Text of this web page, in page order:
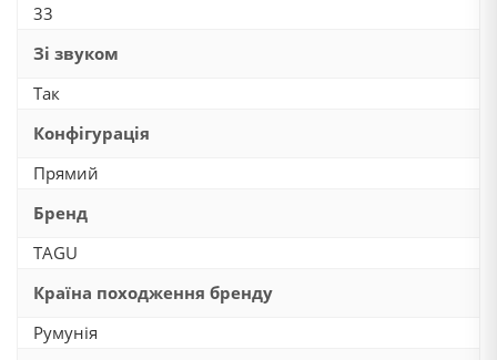
33
Зі звуком
Так
Конфігурація
Прямий
Бренд
TAGU
Країна походження бренду
Румунія